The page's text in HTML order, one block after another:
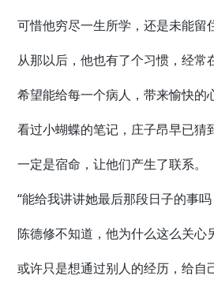
可惜他穷尽一生所学，还是未能留住
从那以后，他也有了个习惯，经常在
希望能给每一个病人，带来愉快的心
看过小蝴蝶的笔记，庄子昂早已猜
一定是宿命，让他们产生了联系。
“能给我讲讲她最后那段日子的事吗
陈德修不知道，他为什么这么关心另
或许只是想通过别人的经历，给自己